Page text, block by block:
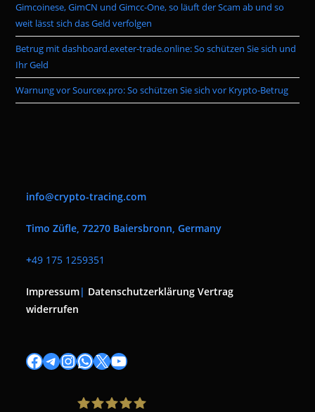
Gimcoinese, GimCN und Gimcc-One, so läuft der Scam ab und so
weit lässt sich das Geld verfolgen
Betrug mit dashboard.exeter-trade.online: So schützen Sie sich und
Ihr Geld
Warnung vor Sourcex.pro: So schützen Sie sich vor Krypto-Betrug
info@crypto-tracing.com
Timo Züfle, 72270 Baiersbronn, Germany
+49 175 1259351
Impressum| Datenschutzerklärung Vertrag
widerrufen
Facebook
Telegram
Instagram
WhatsApp
X YouTube